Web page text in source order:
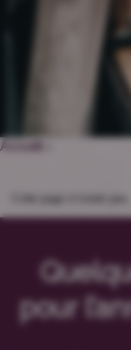
Accueil
Cette page n’existe pas.
pour